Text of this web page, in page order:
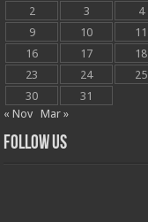
2
3 4
9
10 11
16
17 18
23
24 25
30
31
« Nov
Mar »
Follow Us